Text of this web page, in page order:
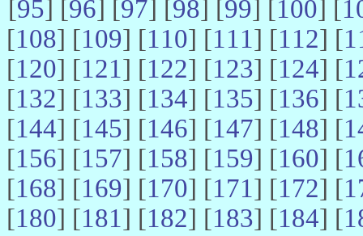
[95] [96] [97] [98] [99] [100] [
[108] [109] [110] [111] [112] [
[120] [121] [122] [123] [124] [
[132] [133] [134] [135] [136] [
[144] [145] [146] [147] [148] [
[156] [157] [158] [159] [160] [
[168] [169] [170] [171] [172] [
[180] [181] [182] [183] [184] [